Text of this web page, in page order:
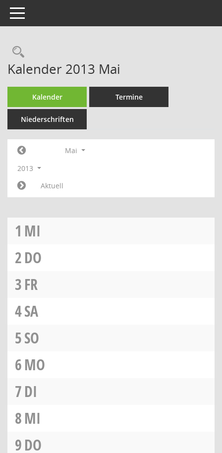
Toggle navigation
Rechercheauswahl
Kalender 2013 Mai
Kalender Termine
Niederschriften
Mai
2013
Aktuell
1 MI
2DO
3FR
4SA
5SO
6MO
7DI
8MI
9DO